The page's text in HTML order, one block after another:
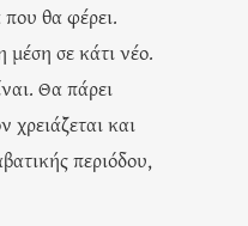
που θα φέρει.
μέση σε κάτι νέο.
Θα πάρει
χρειάζεται και
περιόδου,